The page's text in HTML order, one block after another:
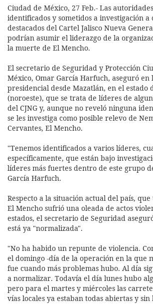
Ciudad de México, 27 Feb.- Las
identificados y sometidos a investigación
destacados del Cartel Jalisco Nueva
podrían asumir el liderazgo de la
la muerte de El Mencho.
El secretario de Seguridad y Protección
México, Omar García Harfuch, aseguró en
presidencial desde Mazatlán, en el estado
(noroeste), que se trata de líderes de
del CJNG y, aunque no reveló ninguna
se les investiga como posible relevo de
Cervantes, El Mencho.
"Tenemos identificados a varios líderes,
específicamente, que están bajo
líderes más fuertes dentro de este grupo
García Harfuch.
Respecto a la situación actual del país,
El Mencho sufrió una oleada de actos
estados, el secretario de Seguridad
está ya "normalizada".
"No ha habido un repunte de violencia.
el domingo -día de la operación en la que
fue cuando más problemas hubo. Al día
a normalizar. Todavía el día lunes hubo
pero para el martes y miércoles las
vías locales ya estaban todas abiertas y